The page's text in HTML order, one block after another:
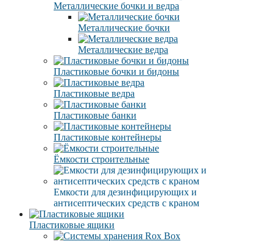
Металлические бочки и ведра
Металлические бочки
Металлические ведра
Пластиковые бочки и бидоны
Пластиковые ведра
Пластиковые банки
Пластиковые контейнеры
Ёмкости строительные
Емкости для дезинфицирующих и
антисептических средств с краном
Пластиковые ящики